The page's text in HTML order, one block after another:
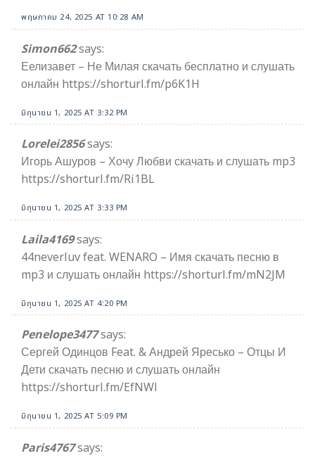
พฤษภาคม 24, 2025 AT 10:28 AM
Simon662says:
Еелизавет – Не Милая скачать бесплатно и слушать
онлайн https://shorturl.fm/p6K1H
มิถุนายน 1, 2025 AT 3:32 PM
Lorelei2856says:
Игорь Ашуров – Хочу Любви скачать и слушать mp3
https://shorturl.fm/Ri1BL
มิถุนายน 1, 2025 AT 3:33 PM
Laila4169says:
44neverluv feat. WENARO – Имя скачать песню в
mp3 и слушать онлайн https://shorturl.fm/mN2JM
มิถุนายน 1, 2025 AT 4:20 PM
Penelope3477says:
Сергей Одинцов Feat. & Андрей Яресько – Отцы И
Дети скачать песню и слушать онлайн
https://shorturl.fm/EfNWl
มิถุนายน 1, 2025 AT 5:09 PM
Paris4767says: